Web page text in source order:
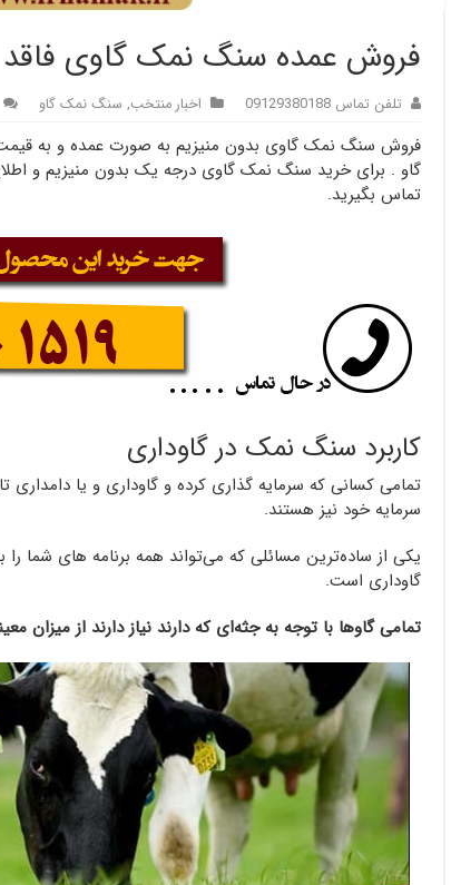
فروش عمده سنگ نمک گاوی فاقد
تلفن تماس 09129380188 اخبار منتخب, سنگ نمک گاو
فروش سنگ نمک گاوی بدون منیزیم به صورت عمده و به
تماس بگیرید.
کاربرد سنگ نمک در گاوداری
تمامی کسانی که سرمایه گذاری کرده و گاوداری و یا
سرمایه خود نیز هستند.
یکی از ساده‌ترین مسائلی که می‌تواند همه برنامه های شما
گاوداری است.
تمامی گاوها با توجه به جثه‌ای که دارند نیاز دارند از میزان